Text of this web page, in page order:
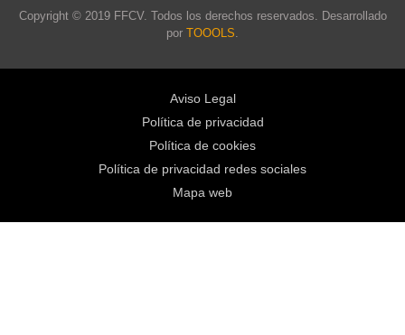
Copyright © 2019 FFCV. Todos los derechos reservados. Desarrollado
por TOOOLS
Aviso Legal
Política de privacidad
Política de cookies
Política de privacidad redes sociales
Mapa web